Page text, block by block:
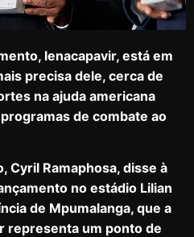
lenacapavir, está em
precisa dele, cerca de
na ajuda americana
de combate ao
Cyril Ramaphosa, disse à
no estádio Lilian
de Mpumalanga, que a
representa um ponto de